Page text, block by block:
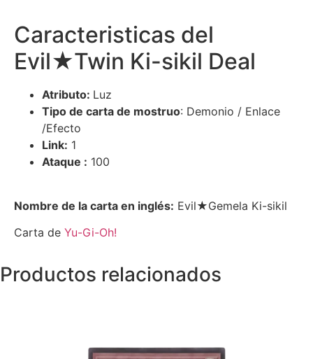
Caracteristicas del
Evil★Twin Ki-sikil Deal
Atributo: Luz
Tipo de carta de mostruo: Demonio / Enlace
/Efecto
Link: 1
Ataque : 100
Nombre de la carta en inglés: Evil★Gemela Ki-sikil
Carta de Yu-Gi-Oh!
Productos relacionados